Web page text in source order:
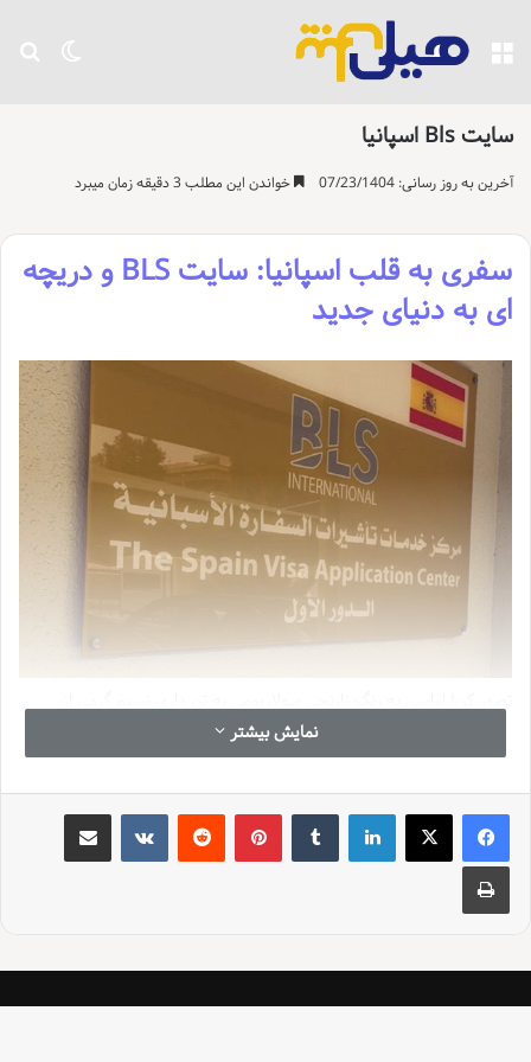
تغییر منو
سایت Bls اسپانیا
آخرین به روز رسانی: 07/23/1404 خواندن این مطلب 3 دقیقه زمان میبرد
سفری به قلب اسپانیا: سایت BLS و دریچه
ای به دنیای جدید
ساحل مدیترانه به صورتت میخوره و بوی خوش غذاهای اسپانیایی تا چند
قدمی دورت رو پر کرده. یه کافه دنج در خیابونی پر از سنگفرش صدای
از دنیای جادویی اسپانیایاست که منتظرتونه!
بله اسپانیا با تمام زیبایی هایش با تاریخش با فرهنگش و با طبیعتش
منتظرتونه. و یه خبر خوب اینه که برای سفر به اسپانیا و گرفتن ویزای
شینگن می تونید از سایت BLS استفاده کنید.
BLSمخففBangalore Lodge Servicesهست که یک شرکت بین
المللی برای ارائه خدمات ویزایی به کشورهای مختلف هست. این سایت
نمایش بیشتر
لینکدین ‫تامبلر ‫پین‌ترست‫رددیت ‫VKontakteاشتراک گذاری از طریق ایمیل
چاپ